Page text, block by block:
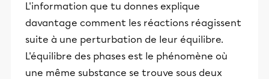
L'information que tu donnes explique
davantage comment les réactions réagissent
suite à une perturbation de leur équilibre.
L'équilibre des phases est le phénomène où
une même substance se trouve sous deux